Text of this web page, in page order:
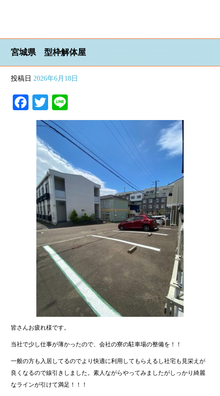
宮城県 型枠解体屋
投稿日 2026年6月18日
Facebook
Twitter
皆さんお疲れ様です。
当社で少し仕事が薄かったので、会社の寮の駐車場の整備を！！
一般の方も入居してるのでより快適に利用してもらえるし社宅も見栄えが
良くなるので線引きしました。素人ながらやってみましたがしっかり綺麗
なラインが引けて満足！！！